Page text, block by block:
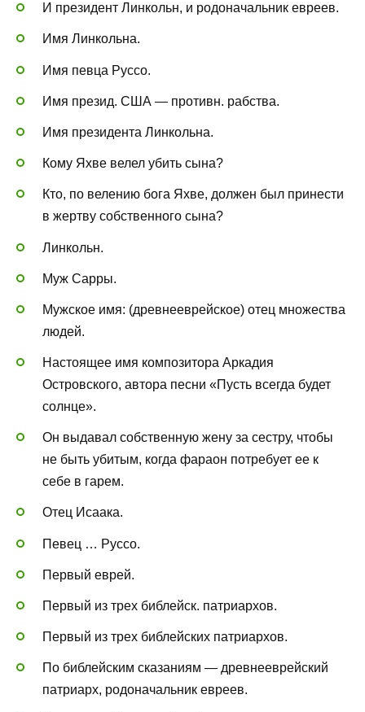
И президент Линкольн, и родоначальник евреев.
Имя Линкольна.
Имя певца Руссо.
Имя презид. США — противн. рабства.
Имя президента Линкольна.
Кому Яхве велел убить сына?
Кто, по велению бога Яхве, должен был принести
в жертву собственного сына?
Линкольн.
Муж Сарры.
Мужское имя: (древнееврейское) отец множества
людей.
Настоящее имя композитора Аркадия
Островского, автора песни «Пусть всегда будет
солнце».
Он выдавал собственную жену за сестру, чтобы
не быть убитым, когда фараон потребует ее к
себе в гарем.
Отец Исаака.
Певец … Руссо.
Первый еврей.
Первый из трех библейск. патриархов.
Первый из трех библейских патриархов.
По библейским сказаниям — древнееврейский
патриарх, родоначальник евреев.